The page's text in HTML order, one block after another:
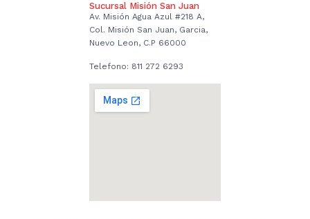
Sucursal Misión San Juan
Av. Misión Agua Azul #218 A,
Col. Misión San Juan, Garcia,
Nuevo Leon, C.P 66000
Telefono: 811 272 6293